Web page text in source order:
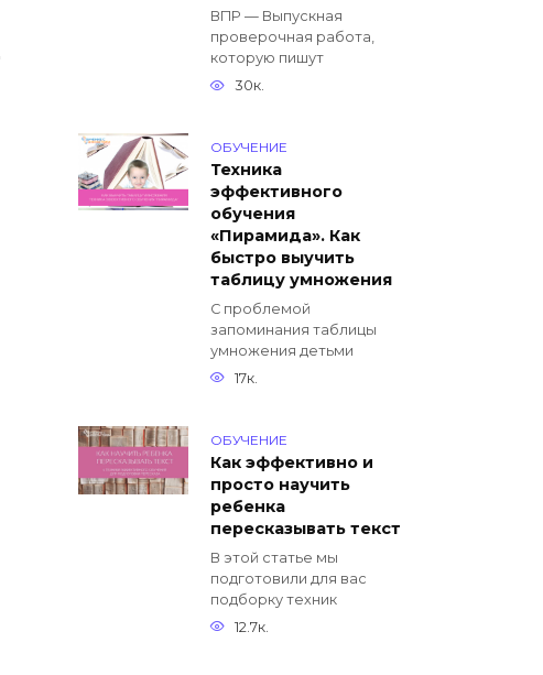
ВПР — Выпускная
проверочная работа,
которую пишут
30к.
ОБУЧЕНИЕ
Техника
эффективного
обучения
«Пирамида». Как
быстро выучить
таблицу умножения
С проблемой
запоминания таблицы
умножения детьми
17к.
ОБУЧЕНИЕ
Как эффективно и
просто научить
ребенка
пересказывать текст
В этой статье мы
подготовили для вас
подборку техник
12.7к.